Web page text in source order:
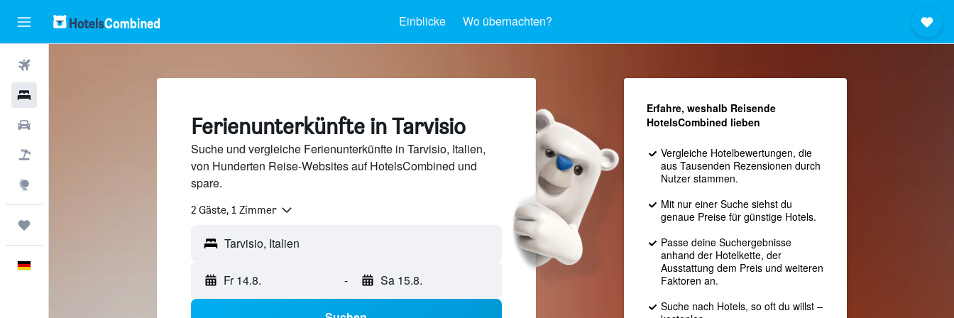
Einblicke Wo übernachten?
Ferienunterkünfte in Tarvisio
Suche und vergleiche Ferienunterkünfte in Tarvisio, Italien,
von Hunderten Reise-Websites auf HotelsCombined und
spare.
2 Gäste, 1 Zimmer
Fr 14.8. - Sa 15.8.
Erfahre, weshalb Reisende
HotelsCombined lieben
Vergleiche Hotelbewertungen, die
aus Tausenden Rezensionen durch
Nutzer stammen.
Mit nur einer Suche siehst du
genaue Preise für günstige Hotels.
Passe deine Suchergebnisse
anhand der Hotelkette, der
Ausstattung dem Preis und weiteren
Faktoren an.
Suche nach Hotels, so oft du willst –